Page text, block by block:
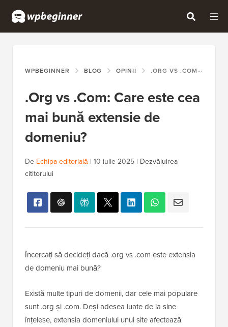
WPBEGINNER BLOG OPINII .ORG VS .COM: CARE ESTE CEA MAI BUNĂ EXTENSIE DE DOMENIU?
.Org vs .Com: Care este cea
mai bună extensie de
domeniu?
De Echipa editorială | 10 iulie 2025 | Dezvăluirea
cititorului
Încercați să decideți dacă .org vs .com este extensia
de domeniu mai bună?
Există multe tipuri de domenii, dar cele mai populare
sunt .org și .com. Deși adesea luate de la sine
înțelese, extensia domeniului unui site afectează